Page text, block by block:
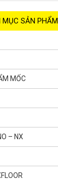
MỤC SẢN PHẨM
MỐC
– NX